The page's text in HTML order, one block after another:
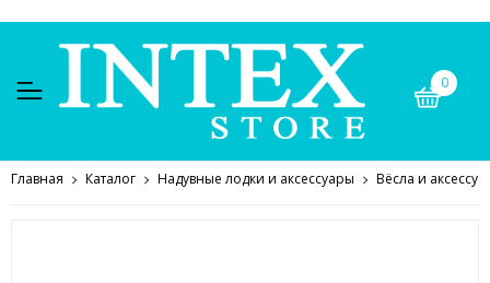
0
Главная Каталог Надувные лодки и аксессуары Вёсла и